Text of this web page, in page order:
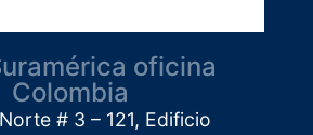
oficina
Colombia
# 3 – 121, Edificio